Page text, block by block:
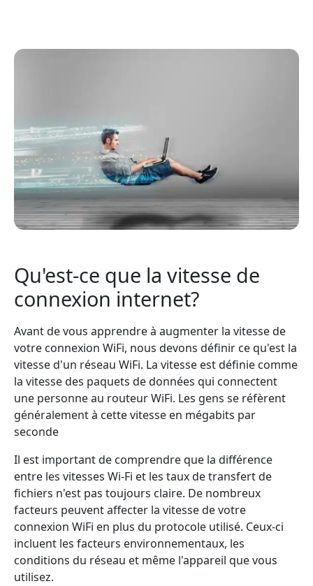
Qu'est-ce que la vitesse de
connexion internet?
Avant de vous apprendre à augmenter la vitesse de
votre connexion WiFi, nous devons définir ce qu'est la
vitesse d'un réseau WiFi. La vitesse est définie comme
la vitesse des paquets de données qui connectent
une personne au routeur WiFi. Les gens se réfèrent
généralement à cette vitesse en mégabits par
seconde
Il est important de comprendre que la différence
entre les vitesses Wi-Fi et les taux de transfert de
fichiers n'est pas toujours claire. De nombreux
facteurs peuvent affecter la vitesse de votre
connexion WiFi en plus du protocole utilisé. Ceux-ci
incluent les facteurs environnementaux, les
conditions du réseau et même l'appareil que vous
utilisez.